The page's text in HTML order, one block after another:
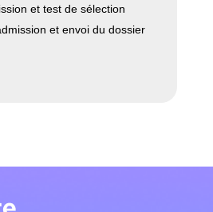
et test de sélection
et envoi du dossier